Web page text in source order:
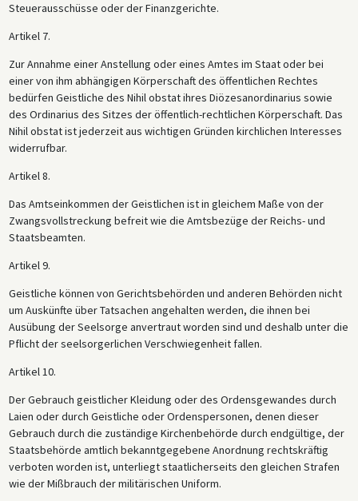
Steuerausschüsse oder der Finanzgerichte.
Artikel 7.
Zur Annahme einer Anstellung oder eines Amtes im Staat oder bei
einer von ihm abhängigen Körperschaft des öffentlichen Rechtes
bedürfen Geistliche des Nihil obstat ihres Diözesanordinarius sowie
des Ordinarius des Sitzes der öffentlich-rechtlichen Körperschaft. Das
Nihil obstat ist jederzeit aus wichtigen Gründen kirchlichen Interesses
widerrufbar.
Artikel 8.
Das Amtseinkommen der Geistlichen ist in gleichem Maße von der
Zwangsvollstreckung befreit wie die Amtsbezüge der Reichs- und
Staatsbeamten.
Artikel 9.
Geistliche können von Gerichtsbehörden und anderen Behörden nicht
um Auskünfte über Tatsachen angehalten werden, die ihnen bei
Ausübung der Seelsorge anvertraut worden sind und deshalb unter die
Pflicht der seelsorgerlichen Verschwiegenheit fallen.
Artikel 10.
Der Gebrauch geistlicher Kleidung oder des Ordensgewandes durch
Laien oder durch Geistliche oder Ordenspersonen, denen dieser
Gebrauch durch die zuständige Kirchenbehörde durch endgültige, der
Staatsbehörde amtlich bekanntgegebene Anordnung rechtskräftig
verboten worden ist, unterliegt staatlicherseits den gleichen Strafen
wie der Mißbrauch der militärischen Uniform.